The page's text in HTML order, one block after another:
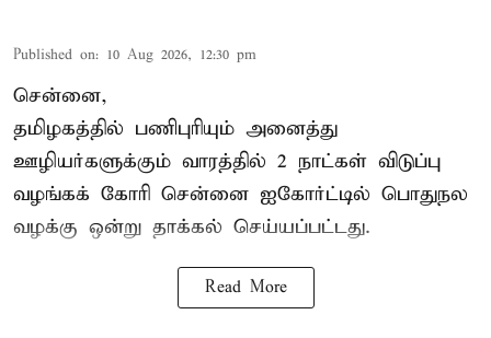
Published on: 10 Aug 2026, 12:30 pm
சென்னை,
தமிழகத்தில் பணிபுரியும் அனைத்து
ஊழியர்களுக்கும் வாரத்தில் 2 நாட்கள் விடுப்பு
வழங்கக் கோரி சென்னை ஐகோர்ட்டில் பொதுநல
வழக்கு ஒன்று தாக்கல் செய்யப்பட்டது.
Read More